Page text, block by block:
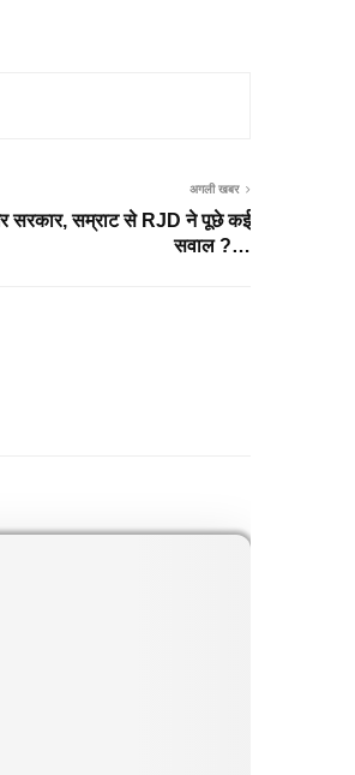
अगली खबर
सरकार, सम्राट से RJD ने पूछे कई
सवाल ?…